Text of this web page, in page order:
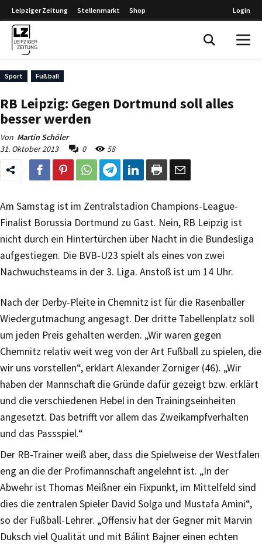
Leipziger Zeitung Stellenmarkt Shop Login
Sport Fußball
RB Leipzig: Gegen Dortmund soll alles
besser werden
Von Martin Schöler
31. Oktober 2013
0 58
Am Samstag ist im Zentralstadion Champions-League-
Finalist Borussia Dortmund zu Gast. Nein, RB Leipzig ist
nicht durch ein Hintertürchen über Nacht in die Bundesliga
aufgestiegen. Die BVB-U23 spielt als eines von zwei
Nachwuchsteams in der 3. Liga. Anstoß ist um 14 Uhr.
Nach der Derby-Pleite in Chemnitz ist für die Rasenballer
Wiedergutmachung angesagt. Der dritte Tabellenplatz soll
um jeden Preis gehalten werden. „Wir waren gegen
Chemnitz relativ weit weg von der Art Fußball zu spielen, die
wir uns vorstellen“, erklärt Alexander Zorniger (46). „Wir
haben der Mannschaft die Gründe dafür gezeigt bzw. erklärt
und die verschiedenen Hebel in den Trainingseinheiten
angesetzt. Das betrifft vor allem das Zweikampfverhalten
und das Passspiel.“
Der RB-Trainer weiß aber, dass die Spielweise der Westfalen
eng an die der Profimannschaft angelehnt ist. „In der
Abwehr ist Thomas Meißner ein Fixpunkt, im Mittelfeld sind
dies die zentralen Spieler David Solga und Mustafa Amini“,
so der Fußball-Lehrer. „Offensiv hat der Gegner mit Marvin
Duksch viel Qualität und mit Bálint Bajner einen echten